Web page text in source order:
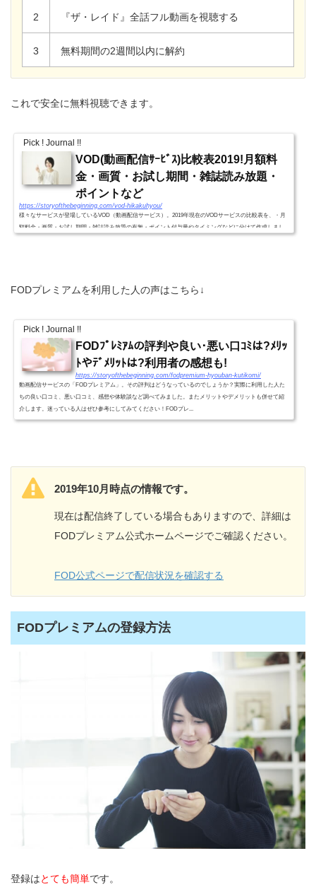
2 『ザ・レイド』全話フル動画を視聴する
3 無料期間の2週間以内に解約
これで安全に無料視聴できます。
Pick ! Journal !!
VOD(動画配信ｻｰﾋﾞｽ)比較表2019!月額料
金・画質・お試し期間・雑誌読み放題・
ポイントなど
https://storyofthebeginning.com/vod-hikakuhyou/
様々なサービスが登場しているVOD（動画配信サービス）。2019年現在のVODサービスの比較表を、・月
額料金・画質・お試し期間・雑誌読み放題の有無・ポイント付与量やタイミングなどに分けて作成しまし
FODプレミアムを利用した人の声はこちら↓
Pick ! Journal !!
FODﾌﾟﾚﾐｱﾑの評判や良い･悪い口ｺﾐは?ﾒﾘｯ
ﾄやﾃﾞﾒﾘｯﾄは?利用者の感想も!
https://storyofthebeginning.com/fodpremium-hyouban-kutikomi/
動画配信サービスの「FODプレミアム」。その評判はどうなっているのでしょうか？実際に利用した人た
ちの良い口コミ、悪い口コミ、感想や体験談など調べてみました。またメリットやデメリットも併せて紹
介します。迷っている人はぜひ参考にしてみてください！FODプレ...
2019年10月時点の情報です。
現在は配信終了している場合もありますので、詳細は
FODプレミアム公式ホームページでご確認ください。
FOD公式ページで配信状況を確認する
FODプレミアムの登録方法
登録はとても簡単です。